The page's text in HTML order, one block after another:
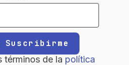
términos de la política